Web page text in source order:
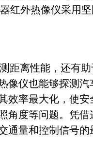
红外热像仪采用
距离性能，还有
像仪也能够探测
效率最大化，使
角度等问题。凭
通量和控制信号